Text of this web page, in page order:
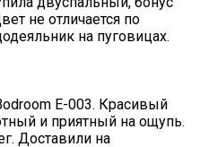
не отличается по
на пуговицах.
E-003. Красивый
и приятный на ощупь.
Доставили на